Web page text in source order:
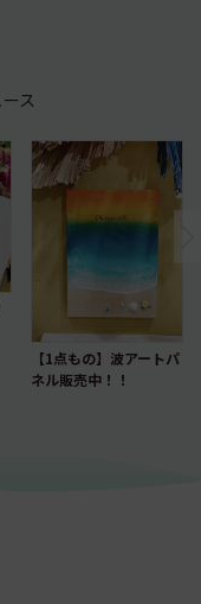
ス
【1点もの】波アートパ
ネル販売中！！